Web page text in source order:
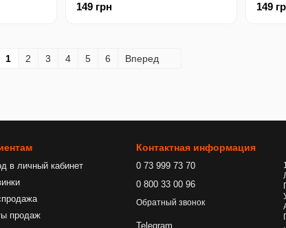
(706961)
149 грн 149
1 2 3 4 5 6 Вперед
в личный кабинет
продаж
Контактная информация
0 73 999 73 70
0 800 33 00 96
Обратный звонок
Telegram